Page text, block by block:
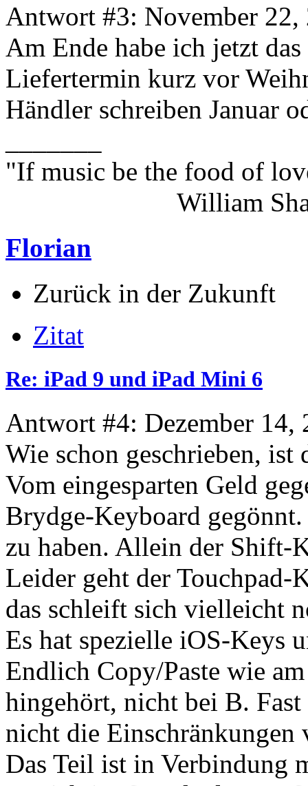
Antwort #3: November 22,
Am Ende habe ich jetzt
Liefertermin kurz vor
Händler schreiben Januar
"If music be the food of
William
Florian
Zurück in der Zukunft
Zitat
Re: iPad 9 und iPad Mini 6
Antwort #4: Dezember 14,
Wie schon geschrieben, ist
Vom eingesparten Geld
Brydge-Keyboard
zu haben. Allein der Shift-
Leider geht der Touchpad-
das schleift sich vielleicht
Es hat spezielle iOS-Keys
Endlich Copy/Paste wie
hingehört, nicht bei B.
nicht die Einschränkungen
Das Teil ist in Verbindung